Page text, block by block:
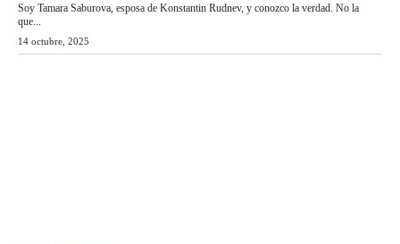
Soy Tamara Saburova, esposa de Konstantin Rudnev, y conozco la verdad. No la
que...
14 octubre, 2025